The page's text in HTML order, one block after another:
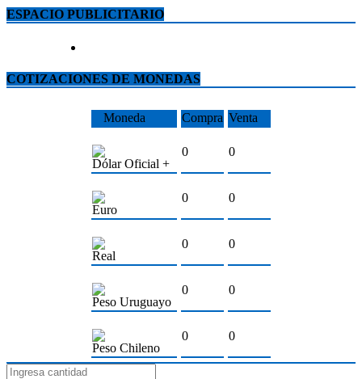
ESPACIO PUBLICITARIO
COTIZACIONES DE MONEDAS
Moneda Compra Venta
Dólar Oficial +
0 0
Euro
0 0
Real
0 0
Peso Uruguayo
0 0
Peso Chileno
0 0